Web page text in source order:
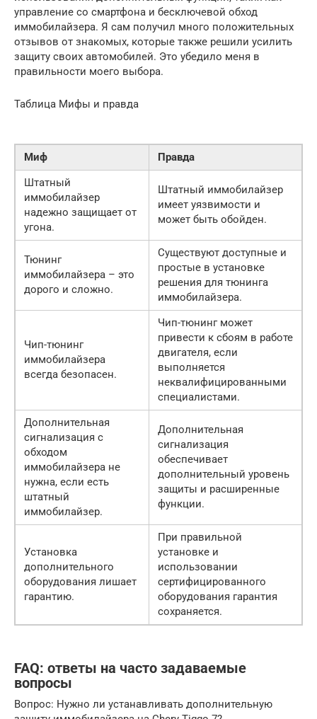
управление со смартфона и бесключевой обход
иммобилайзера. Я сам получил много положительных
отзывов от знакомых, которые также решили усилить
защиту своих автомобилей. Это убедило меня в
правильности моего выбора.
Таблица Мифы и правда
Миф
Правда
Штатный
иммобилайзер
надежно защищает от
угона.
Штатный иммобилайзер
имеет уязвимости и
может быть обойден.
Тюнинг
иммобилайзера – это
дорого и сложно.
Существуют доступные и
простые в установке
решения для тюнинга
иммобилайзера.
Чип-тюнинг
иммобилайзера
всегда безопасен.
Чип-тюнинг может
привести к сбоям в работе
двигателя, если
выполняется
неквалифицированными
специалистами.
Дополнительная
сигнализация с
обходом
иммобилайзера не
нужна, если есть
штатный
иммобилайзер.
Дополнительная
сигнализация
обеспечивает
дополнительный уровень
защиты и расширенные
функции.
Установка
дополнительного
оборудования лишает
гарантию.
При правильной
установке и
использовании
сертифицированного
оборудования гарантия
сохраняется.
FAQ: ответы на часто задаваемые
вопросы
Вопрос: Нужно ли устанавливать дополнительную